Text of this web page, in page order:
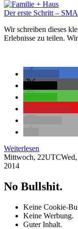
Der erste Schritt –
Wir schreiben dieses
Erlebnisse zu teilen.
Weiterlesen
Mittwoch,
2014
No Bullshit.
Keine Cookie-
Keine Werbung.
Guter Inhalt.